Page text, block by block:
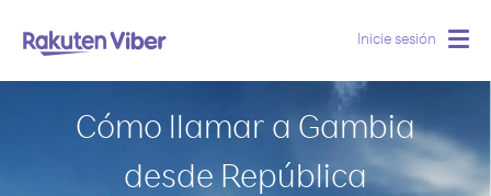
Inicie sesión
Cómo llamar a Gambia
desde República